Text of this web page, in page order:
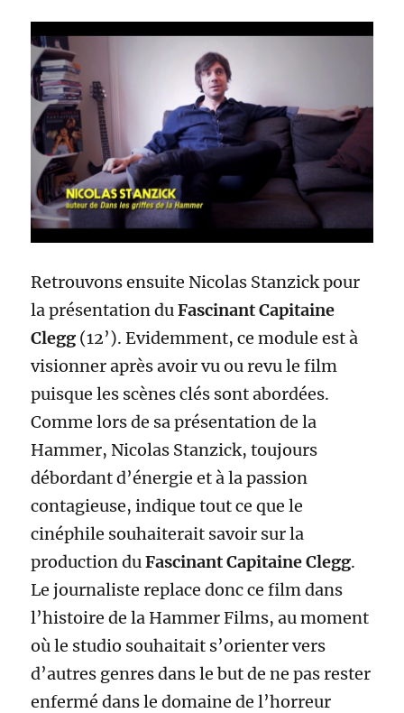
Retrouvons ensuite Nicolas Stanzick pour
la présentation duFascinant Capitaine
Clegg (12’). Evidemment, ce module est à
visionner après avoir vu ou revu le film
puisque les scènes clés sont abordées.
Comme lors de sa présentation de la
Hammer, Nicolas Stanzick, toujours
débordant d’énergie et à la passion
contagieuse, indique tout ce que le
cinéphile souhaiterait savoir sur la
production duFascinant Capitaine Clegg.
Le journaliste replace donc ce film dans
l’histoire de la Hammer Films, au moment
où le studio souhaitait s’orienter vers
d’autres genres dans le but de ne pas rester
enfermé dans le domaine de l’horreur